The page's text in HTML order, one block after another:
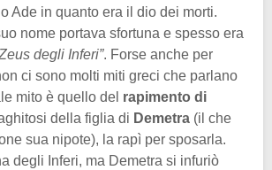
Ade in quanto era il dio dei morti.
nome portava sfortuna e spesso era
degli Inferi”. Forse anche per
ci sono molti miti greci che parlano
mito è quello del rapimento di
della figlia di Demetra (il che
sua nipote), la rapì per sposarla.
degli Inferi, ma Demetra si infuriò